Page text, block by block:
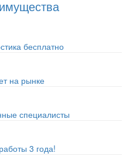
бесплатно
на рынке
специалисты
3 года!